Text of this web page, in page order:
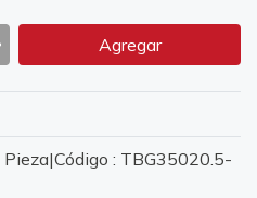
Agregar
: TBG35020.5-